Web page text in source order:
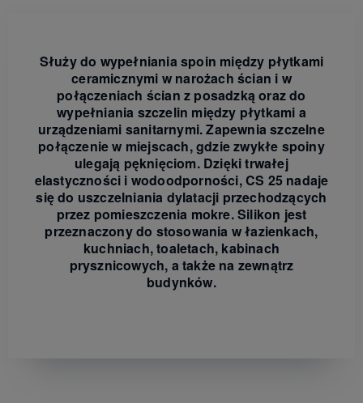
Służy do wypełniania spoin między płytkami
ceramicznymi w narożach ścian i w
połączeniach ścian z posadzką oraz do
wypełniania szczelin między płytkami a
urządzeniami sanitarnymi. Zapewnia szczelne
połączenie w miejscach, gdzie zwykłe spoiny
ulegają pęknięciom. Dzięki trwałej
elastyczności i wodoodporności, CS 25 nadaje
się do uszczelniania dylatacji przechodzących
przez pomieszczenia mokre. Silikon jest
przeznaczony do stosowania w łazienkach,
kuchniach, toaletach, kabinach
prysznicowych, a także na zewnątrz
budynków.